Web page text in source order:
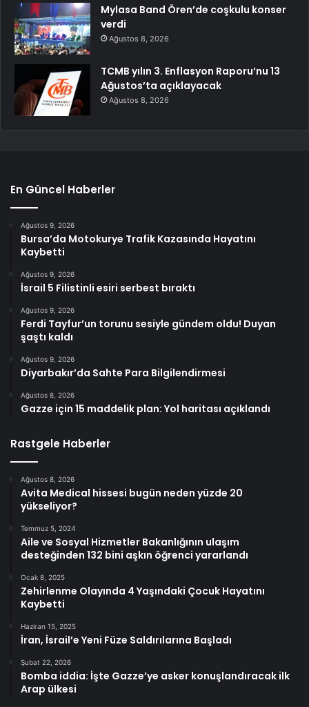
Mylasa Band Ören’de coşkulu konser
verdi
Ağustos 8, 2026
TCMB yılın 3. Enflasyon Raporu’nu 13
Ağustos’ta açıklayacak
Ağustos 8, 2026
En Güncel Haberler
Ağustos 9, 2026
Bursa’da Motokurye Trafik Kazasında Hayatını
Kaybetti
Ağustos 9, 2026
İsrail 5 Filistinli esiri serbest bıraktı
Ağustos 9, 2026
Ferdi Tayfur’un torunu sesiyle gündem oldu! Duyan
şaştı kaldı
Ağustos 9, 2026
Diyarbakır’da Sahte Para Bilgilendirmesi
Ağustos 8, 2026
Gazze için 15 maddelik plan: Yol haritası açıklandı
Rastgele Haberler
Ağustos 8, 2026
Avita Medical hissesi bugün neden yüzde 20
yükseliyor?
Temmuz 5, 2024
Aile ve Sosyal Hizmetler Bakanlığının ulaşım
desteğinden 132 bini aşkın öğrenci yararlandı
Ocak 8, 2025
Zehirlenme Olayında 4 Yaşındaki Çocuk Hayatını
Kaybetti
Haziran 15, 2025
İran, İsrail’e Yeni Füze Saldırılarına Başladı
Şubat 22, 2026
Bomba iddia: İşte Gazze’ye asker konuşlandıracak ilk
Arap ülkesi